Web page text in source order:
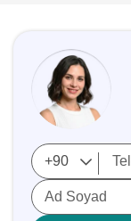
Ad Soyad